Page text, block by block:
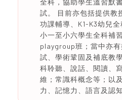
全科，協助學生溫習默
試。 目前亦包括提供教
功課輔導、K1-K3幼兒
小一至小六學生全科補
playgroup班；當中亦
試、學術鞏固及補底教
科聆聽、說話、閱讀、
維；常識科概念等；以
力、記憶力、語言及認